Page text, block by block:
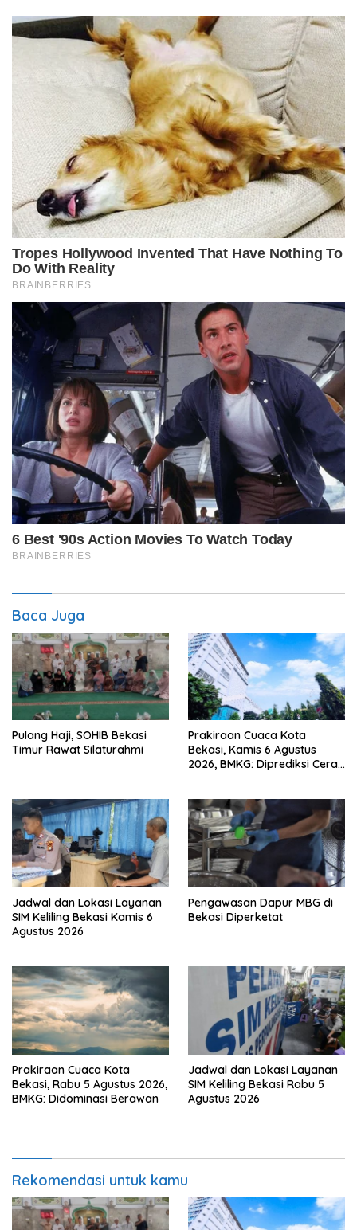
Baca Juga
Pulang Haji, SOHIB Bekasi
Timur Rawat Silaturahmi
Prakiraan Cuaca Kota
Bekasi, Kamis 6 Agustus
2026, BMKG: Diprediksi Cerah
Jadwal dan Lokasi Layanan
SIM Keliling Bekasi Kamis 6
Agustus 2026
Pengawasan Dapur MBG di
Bekasi Diperketat
Prakiraan Cuaca Kota
Bekasi, Rabu 5 Agustus 2026,
BMKG: Didominasi Berawan
Jadwal dan Lokasi Layanan
SIM Keliling Bekasi Rabu 5
Agustus 2026
Rekomendasi untuk kamu